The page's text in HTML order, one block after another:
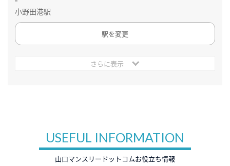
小野田港駅
駅を変更
さらに表示
USEFUL INFORMATION
山口マンスリードットコムお役立ち情報